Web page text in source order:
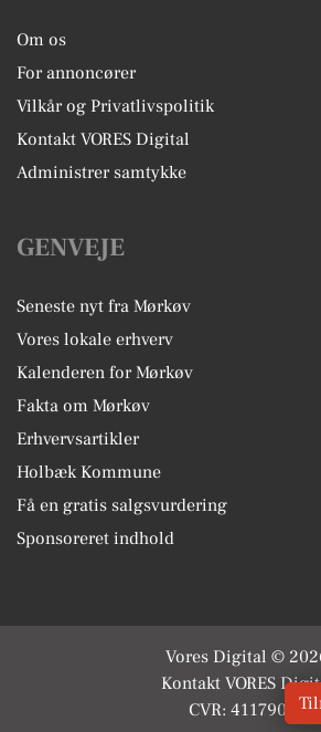
Om os
For annoncører
Vilkår og Privatlivspolitik
Kontakt VORES Digital
Administrer samtykke
GENVEJE
Seneste nyt fra Mørkøv
Vores lokale erhverv
Kalenderen for Mørkøv
Fakta om Mørkøv
Erhvervsartikler
Holbæk Kommune
Få en gratis salgsvurdering
Sponsoreret indhold
Vores Digital ©
Kontakt VORES
CVR: 41179082